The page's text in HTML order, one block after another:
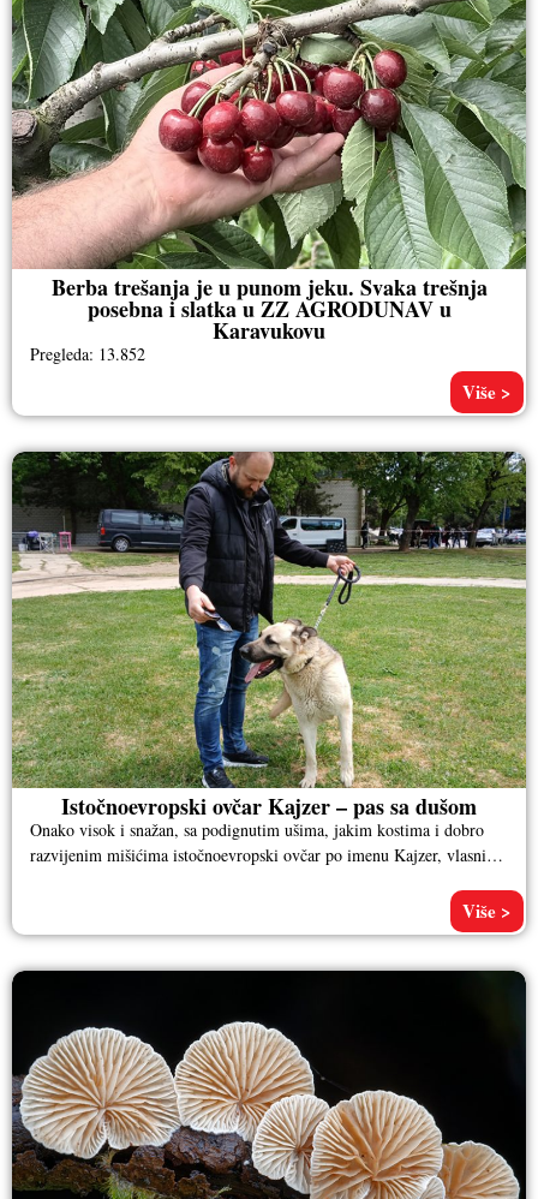
Berba trešanja je u punom jeku. Svaka trešnja
posebna i slatka u ZZ AGRODUNAV u
Karavukovu
Pregleda: 13.852
Više >
Istočnoevropski ovčar Kajzer – pas sa dušom
Onako visok i snažan, sa podignutim ušima, jakim kostima i dobro
razvijenim mišićima istočnoevropski ovčar po imenu Kajzer, vlasnika
Više >